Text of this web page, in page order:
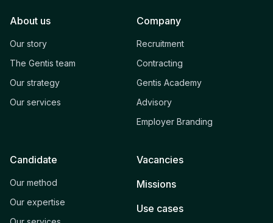
About us
Our story
The Gentis team
Our strategy
Our services
Company
Recruitment
Contracting
Gentis Academy
Advisory
Employer Branding
Candidate
Our method
Our expertise
Vacancies
Missions
Use cases